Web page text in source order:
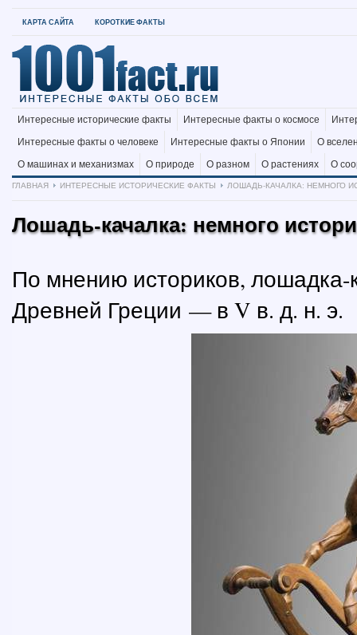
КАРТА САЙТА КОРОТКИЕ ФАКТЫ
Интересные исторические факты Интересные факты о космосе
Интересные факты о человеке
Интересные факты о Японии
О
О машинах и механизмах
О природе О разном О растениях
О
ГЛАВНАЯ
ИНТЕРЕСНЫЕ ИСТОРИЧЕСКИЕ ФАКТЫ ЛОШАДЬ-КАЧАЛКА: НЕМНОГО
Лошадь-качалка: немного
По мнению историков,
Древней Греции — в V в. д. н. э.